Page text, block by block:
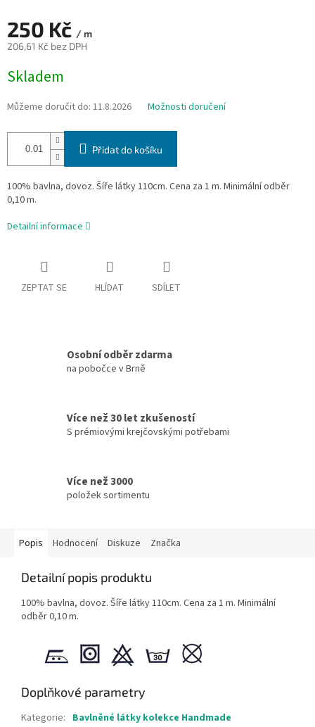
250 Kč / m
206,61 Kč bez DPH
cena:
Skladem
Můžeme doručit do: 11.8.2026 Možnosti doručení
Přidat do košíku
100% bavlna, dovoz. Šíře látky 110cm. Cena za 1 m. Minimální odběr
0,10 m.
Detailní informace
ZEPTAT SE HLÍDAT SDÍLET
Osobní odběr zdarma
na pobočce v Brně
Více než 30 let zkušeností
S prémiovými krejčovskými potřebami
Více než 3000
položek sortimentu
Popis Hodnocení Diskuze Značka
Detailní popis produktu
100% bavlna, dovoz. Šíře látky 110cm. Cena za 1 m. Minimální
odběr 0,10 m.
Doplňkové parametry
Kategorie: Bavlněné látky kolekce Handmade